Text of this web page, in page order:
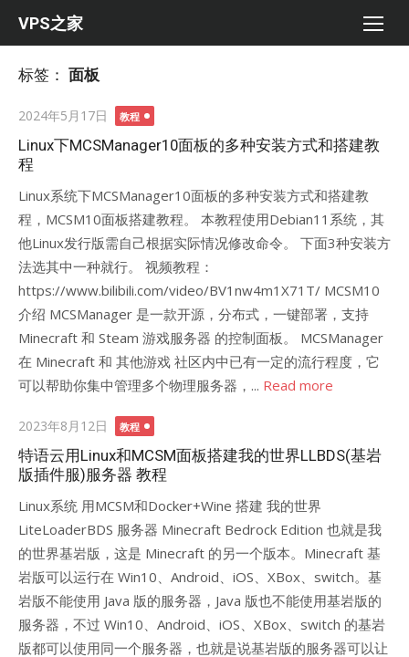
VPS之家
标签： 面板
Posted
on
2024年5月17日 教程
Linux下MCSManager10面板的多种安装方式和搭建教
程
Linux系统下MCSManager10面板的多种安装方式和搭建教
程，MCSM10面板搭建教程。 本教程使用Debian11系统，其
他Linux发行版需自己根据实际情况修改命令。 下面3种安装方
法选其中一种就行。 视频教程：
https://www.bilibili.com/video/BV1nw4m1X71T/ MCSM10
介绍 MCSManager 是一款开源，分布式，一键部署，支持
Minecraft 和 Steam 游戏服务器 的控制面板。 MCSManager
在 Minecraft 和 其他游戏 社区内中已有一定的流行程度，它
可以帮助你集中管理多个物理服务器，... Read more
Posted
on
2023年8月12日 教程
特语云用Linux和MCSM面板搭建我的世界LLBDS(基岩
版插件服)服务器 教程
Linux系统 用MCSM和Docker+Wine 搭建 我的世界
LiteLoaderBDS 服务器 Minecraft Bedrock Edition 也就是我
的世界基岩版，这是 Minecraft 的另一个版本。Minecraft 基
岩版可以运行在 Win10、Android、iOS、XBox、switch。基
岩版不能使用 Java 版的服务器，Java 版也不能使用基岩版的
服务器，不过 Win10、Android、iOS、XBox、switch 的基岩
版都可以使用同一个服务器，也就是说基岩版的服务器可以让